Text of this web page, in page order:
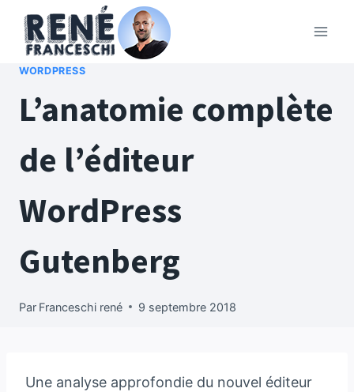
contenu
WORDPRESS
L’anatomie complète
de l’éditeur
WordPress
Gutenberg
Par Franceschi rené 9 septembre 2018
Une analyse approfondie du nouvel éditeur